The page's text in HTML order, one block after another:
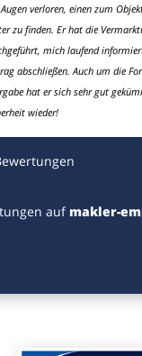
verloren, einen zum
zu finden. Er hat die
mich laufend
abschließen. Auch um die
hat er sich sehr gut
wieder!
auf makler-